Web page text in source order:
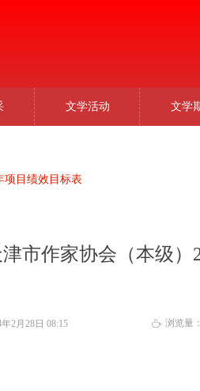
文学活动 文学
津市作家协会（本级）
项目绩效目标表
2月28日 08:15 ꄘ 浏览量：